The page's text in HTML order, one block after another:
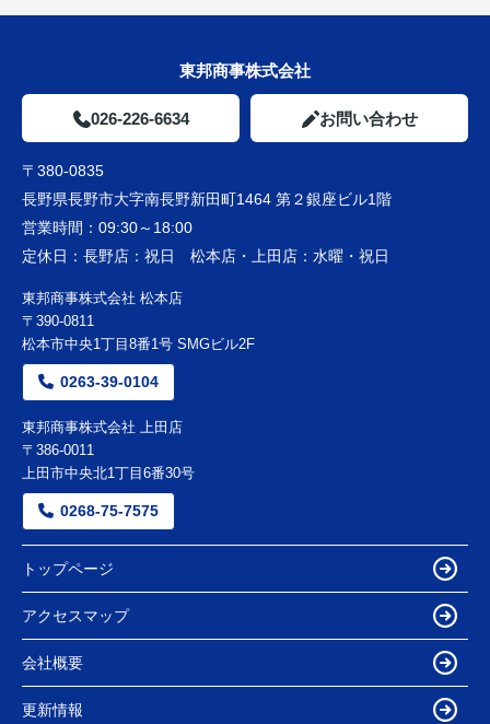
東邦商事株式会社
026-226-6634 お問い合わせ
〒380-0835
長野県長野市大字南長野新田町1464 第２銀座ビル1階
営業時間： 09:30～18:00
定休日： 長野店：祝日 松本店・上田店：水曜・祝日
東邦商事株式会社 松本店
〒390-0811
松本市中央1丁目8番1号 SMGビル2F
0263-39-0104
東邦商事株式会社 上田店
〒386-0011
上田市中央北1丁目6番30号
0268-75-7575
トップページ
アクセスマップ
会社概要
更新情報